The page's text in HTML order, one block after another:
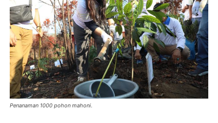
Penanaman 1000 pohon mahoni.